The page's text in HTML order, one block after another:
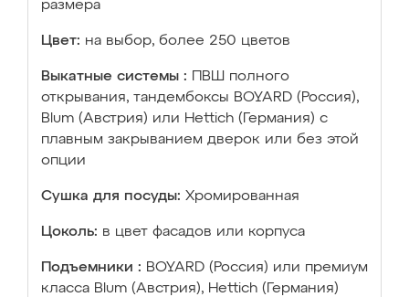
размера
Цвет: на выбор, более 250 цветов
Выкатные системы :
ПВШ полного
открывания, тандембоксы BOYARD (Россия),
Blum (Австрия) или Hettich (Германия) с
плавным закрыванием дверок или без этой
опции
Сушка для посуды: Хромированная
Цоколь: в цвет фасадов или корпуса
Подъемники : BOYARD (Россия) или премиум
класса Blum (Австрия), Hettich (Германия)